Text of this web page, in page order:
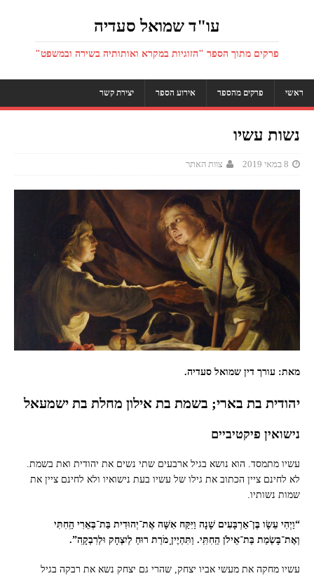
עו"ד שמואל סעדיה
פרקים מתוך הספר "הזוגיות במקרא ואותותיה בשירה ובמשפט"
ראשי פרקים מהספר אירוע הספר יצירת קשר
נשות עשיו
8 במאי 2019 צוות האתר
מאת: עורך דין שמואל סעדיה.
יהודית בת בארי; בשמת בת אילון מחלת בת ישמעאל
נישואין פיקטיביים
עשיו מתמסד. הוא נושא בגיל ארבעים שתי נשים את יהודית ואת בשמת.
לא לחינם ציין הכתוב את גילו של עשיו בעת נישואיו ולא לחינם ציין את
שמות נשותיו.
“וַיְהִי עֵשָׂו בֶּן־אַרְבָּעִים שָׁנָה וַיִּקַּח אִשָּׁה אֶת־יְהוּדִית בַּת־בְּאֵרִי הַֽחִתִּי
וְאֶת־בָּשְׂמַת בַּת־אֵילֹן הַֽחִתִּֽי. וַתִּהְיֶיןָ מֹרַת רוּחַ לְיִצְחָק וּלְרִבְקָֽה”.
עשיו מחקה את מעשי אביו יצחק, שהרי גם יצחק נשא את רבקה בגיל